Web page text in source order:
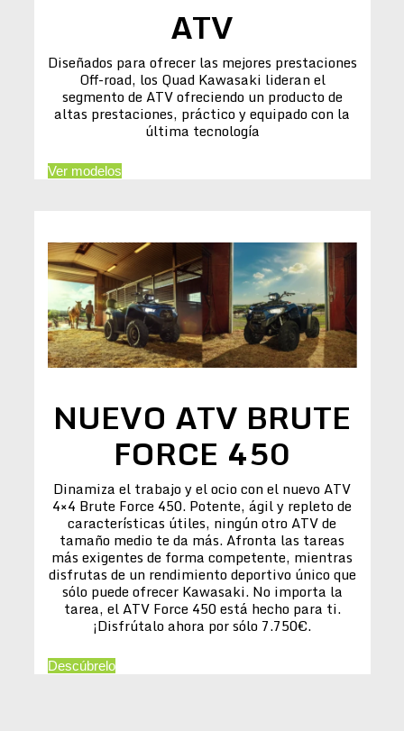
ATV
Diseñados para ofrecer las mejores prestaciones
Off-road, los Quad Kawasaki lideran el
segmento de ATV ofreciendo un producto de
altas prestaciones, práctico y equipado con la
última tecnología
Ver modelos
NUEVO ATV BRUTE
FORCE 450
Dinamiza el trabajo y el ocio con el nuevo ATV
4×4 Brute Force 450. Potente, ágil y repleto de
características útiles, ningún otro ATV de
tamaño medio te da más. Afronta las tareas
más exigentes de forma competente, mientras
disfrutas de un rendimiento deportivo único que
sólo puede ofrecer Kawasaki. No importa la
tarea, el ATV Force 450 está hecho para ti.
¡Disfrútalo ahora por sólo 7.750€.
Descúbrelo